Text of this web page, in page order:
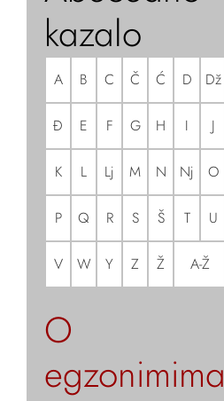
kazalo
A B C Č Ć D Dž
Đ E F G H I J
K L Lj M N Nj O
P Q R S Š T U
V W Y Z Ž A-Ž
O
egzonimima